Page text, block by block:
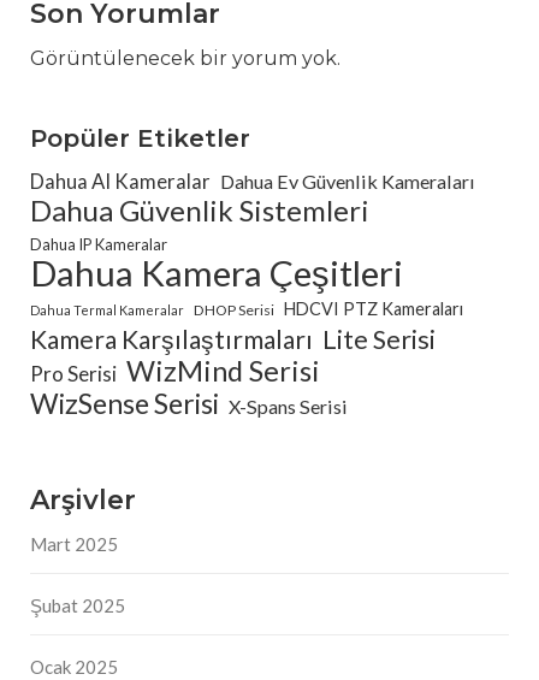
Son Yorumlar
Görüntülenecek bir yorum yok.
Popüler Etiketler
Dahua AI Kameralar Dahua Ev Güvenlik Kameraları
Dahua Güvenlik Sistemleri
Dahua IP Kameralar
Dahua Kamera Çeşitleri
Dahua Termal Kameralar DHOP Serisi HDCVI PTZ Kameraları
Kamera Karşılaştırmaları Lite Serisi
Pro Serisi WizMind Serisi
WizSense Serisi X-Spans Serisi
Arşivler
Mart 2025
Şubat 2025
Ocak 2025